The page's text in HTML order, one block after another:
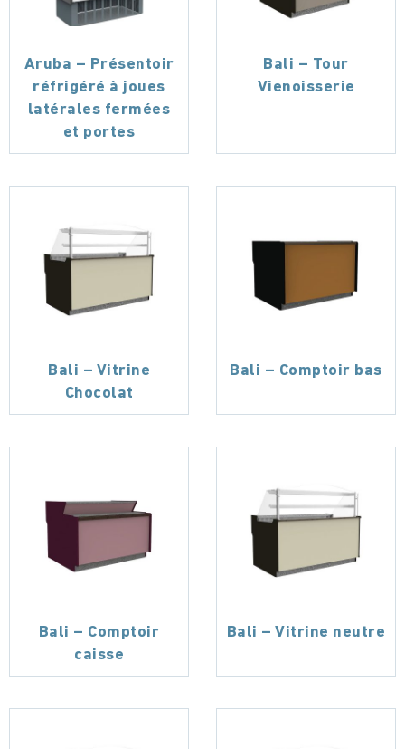
Aruba – Présentoir
réfrigéré à joues
latérales fermées
et portes
Bali – Tour
Vienoisserie
Bali – Vitrine
Chocolat
Bali – Comptoir bas
Bali – Comptoir
caisse
Bali – Vitrine neutre